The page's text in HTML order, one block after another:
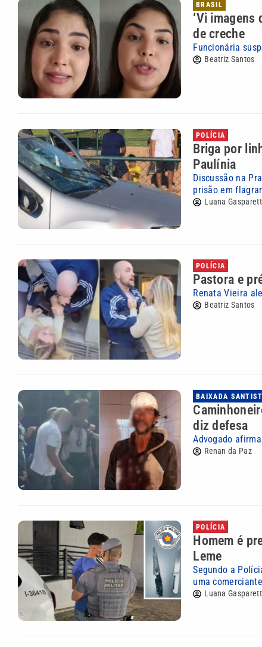
BRASIL
‘Vi imagens
de creche
Funcionária
Beatriz Santos
POLÍCIA
Briga por
Paulínia
Discussão na
prisão em
Luana
POLÍCIA
Pastora e
Renata Vieira
Beatriz Santos
BAIXADA
diz defesa
Advogado
Renan da Paz
POLÍCIA
Homem é
Leme
Segundo a
uma
Luana